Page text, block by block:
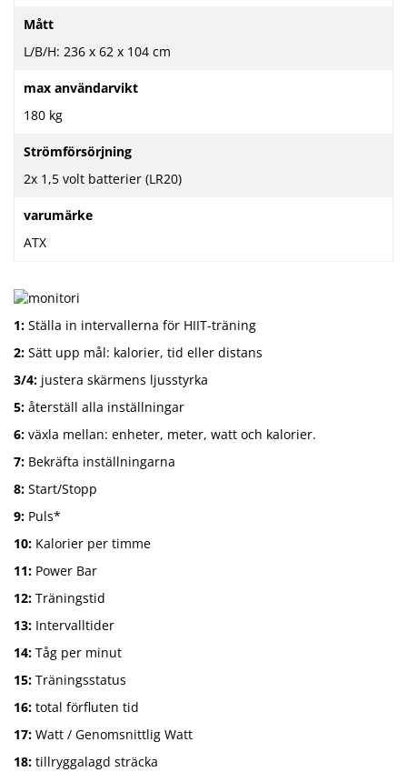
Mått
L/B/H: 236 x 62 x 104 cm
max användarvikt
180 kg
Strömförsörjning
2x 1,5 volt batterier (LR20)
varumärke
ATX
1: Ställa in intervallerna för HIIT-träning
2: Sätt upp mål: kalorier, tid eller distans
3/4: justera skärmens ljusstyrka
5: återställ alla inställningar
6: växla mellan: enheter, meter, watt och kalorier.
7: Bekräfta inställningarna
8: Start/Stopp
9: Puls*
10: Kalorier per timme
11: Power Bar
12: Träningstid
13: Intervalltider
14: Tåg per minut
15: Träningsstatus
16: total förfluten tid
17: Watt / Genomsnittlig Watt
18: tillryggalagd sträcka